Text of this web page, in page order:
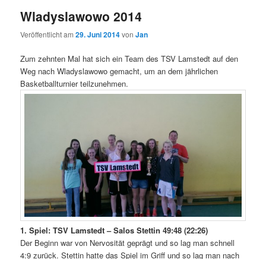
Wladyslawowo 2014
Veröffentlicht am29. Juni 2014vonJan
Zum zehnten Mal hat sich ein Team des TSV Lamstedt auf den
Weg nach Wladyslawowo gemacht, um an dem jährlichen
Basketballturnier teilzunehmen.
1. Spiel: TSV Lamstedt – Salos Stettin 49:48 (22:26)
Der Beginn war von Nervosität geprägt und so lag man schnell
4:9 zurück. Stettin hatte das Spiel im Griff und so lag man nach